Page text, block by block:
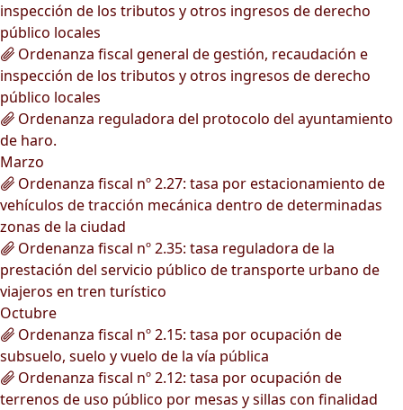
inspección de los tributos y otros ingresos de derecho
público locales
Ordenanza fiscal general de gestión, recaudación e
inspección de los tributos y otros ingresos de derecho
público locales
Ordenanza reguladora del protocolo del ayuntamiento
de haro.
Marzo
Ordenanza fiscal nº 2.27: tasa por estacionamiento de
vehículos de tracción mecánica dentro de determinadas
zonas de la ciudad
Ordenanza fiscal nº 2.35: tasa reguladora de la
prestación del servicio público de transporte urbano de
viajeros en tren turístico
Octubre
Ordenanza fiscal nº 2.15: tasa por ocupación de
subsuelo, suelo y vuelo de la vía pública
Ordenanza fiscal nº 2.12: tasa por ocupación de
terrenos de uso público por mesas y sillas con finalidad